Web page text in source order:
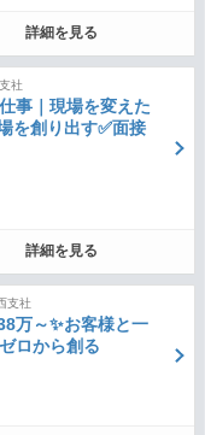
詳細を見る
社
事｜現場を変えた
を創り出す✅面接
詳細を見る
支社
万～✨お客様と一
ロから創る